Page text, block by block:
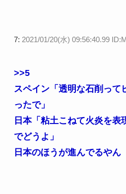
7: 2021/01/20(水) 09:56:40.99
>>5
スペイン「透明な石削って
ったで」
日本「粘土こねて火炎を表
でどうよ」
日本のほうが進んでるやん